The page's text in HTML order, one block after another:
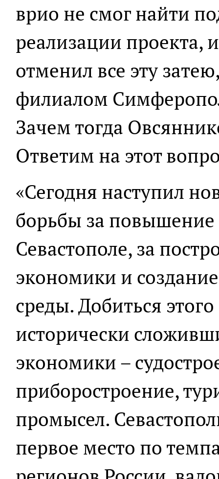
врио не смог найти
реализации проекта,
отменил все эту
филиалом
Зачем тогда
Ответим на этот
«Сегодня наступил
борьбы за повышение
Севастополе, за
экономики и
среды. Добиться
исторически
экономики –
приборостроение,
промысел.
первое место по